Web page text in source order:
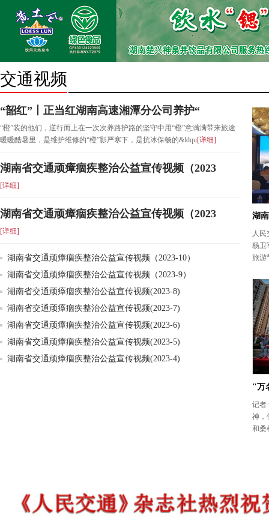
交通视频
“韶红”丨正当红湖南高速湘潭分公司养护“
“橙”装的他们，逆行而上在一次次养路护路的坚守中用“橙”意满满带来旅途
暖暖酷暑里，是维护维修的“橙”影严寒下，是抗冰保畅的&ldqu[详细]
湖南省交通顽瘴痼疾整治公益宣传视频（2023
[详细]
湖南省交通顽瘴痼疾整治公益宣传视频（2023
[详细]
湖南省交通顽瘴痼疾整治公益宣传视频（2023-10）
湖南省交通顽瘴痼疾整治公益宣传视频（2023-9）
湖南省交通顽瘴痼疾整治公益宣传视频(2023-8)
湖南省交通顽瘴痼疾整治公益宣传视频(2023-7)
湖南省交通顽瘴痼疾整治公益宣传视频(2023-6)
湖南省交通顽瘴痼疾整治公益宣传视频(2023-5)
湖南省交通顽瘴痼疾整治公益宣传视频(2023-4)
湖
人民
杨卫
旅游
"万
记者
神，
和桑